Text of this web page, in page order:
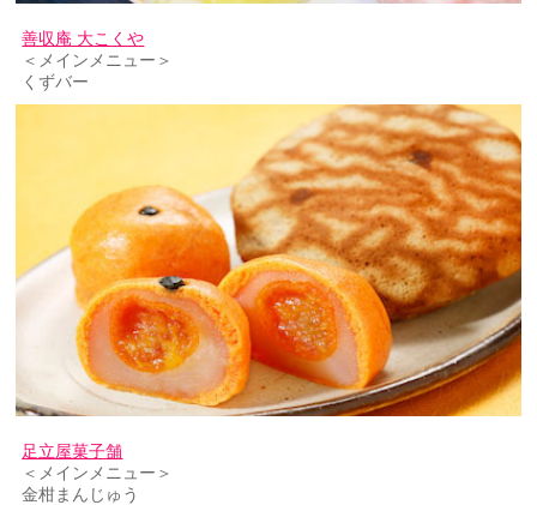
善収庵 大こくや
＜メインメニュー＞
くずバー
足立屋菓子舗
＜メインメニュー＞
金柑まんじゅう